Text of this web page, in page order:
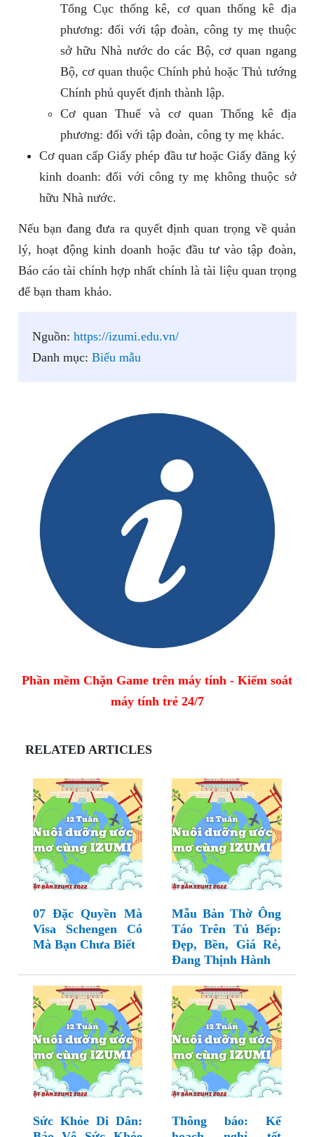
Tổng Cục thống kê, cơ quan thống kê địa
phương: đối với tập đoàn, công ty mẹ thuộc
sở hữu Nhà nước do các Bộ, cơ quan ngang
Bộ, cơ quan thuộc Chính phủ hoặc Thủ tướng
Chính phủ quyết định thành lập.
Cơ quan Thuế và cơ quan Thống kê địa
phương: đối với tập đoàn, công ty mẹ khác.
Cơ quan cấp Giấy phép đầu tư hoặc Giấy đăng ký
kinh doanh: đối với công ty mẹ không thuộc sở
hữu Nhà nước.
Nếu bạn đang đưa ra quyết định quan trọng về quản
lý, hoạt động kinh doanh hoặc đầu tư vào tập đoàn,
Báo cáo tài chính hợp nhất chính là tài liệu quan trọng
để bạn tham khảo.
Nguồn: https://izumi.edu.vn/
Danh mục: Biểu mẫu
Phần mềm Chặn Game trên máy tính - Kiểm soát
máy tính trẻ 24/7
RELATED ARTICLES
07 Đặc Quyền Mà
Visa Schengen Có
Mà Bạn Chưa Biết
Mẫu Bàn Thờ Ông
Táo Trên Tủ Bếp:
Đẹp, Bền, Giá Rẻ,
Đang Thịnh Hành
Sức Khỏe Di Dân:
Thông báo: Kế